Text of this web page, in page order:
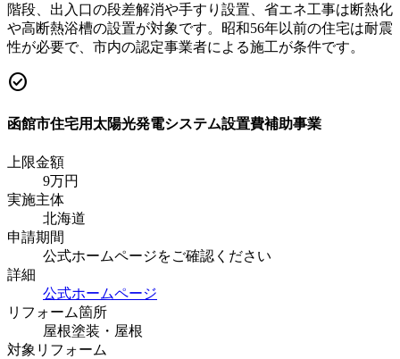
階段、出入口の段差解消や手すり設置、省エネ工事は断熱化
や高断熱浴槽の設置が対象です。昭和56年以前の住宅は耐震
性が必要で、市内の認定事業者による施工が条件です。
check_circle
函館市住宅用太陽光発電システム設置費補助事業
上限金額
9万円
実施主体
北海道
申請期間
公式ホームページをご確認ください
詳細
公式ホームページ
リフォーム箇所
屋根塗装・屋根
対象リフォーム